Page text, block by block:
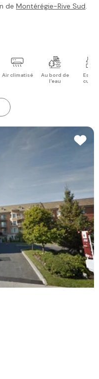
de Montérégie-Rive Sud.
Air climatisé
Au bord de
l'eau